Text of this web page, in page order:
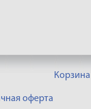
Корзина
оферта